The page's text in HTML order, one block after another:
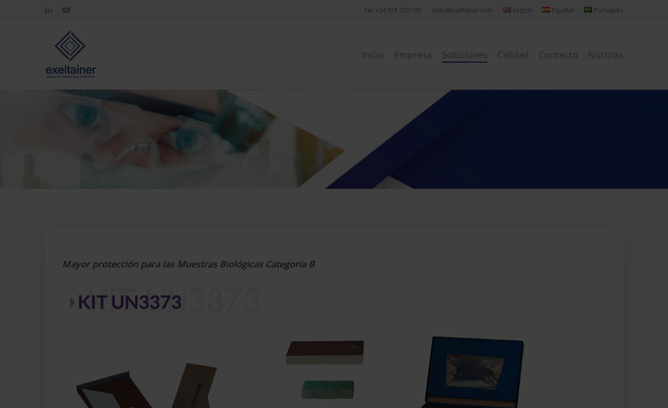
Tel: +34 918 720 780 sales@exeltainer.com English Español Português
Hit enter to search or ESC to close
Inicio Empresa Soluciones Calidad Contacto Noticias
Mayor protección para las Muestras Biológicas Categoría B